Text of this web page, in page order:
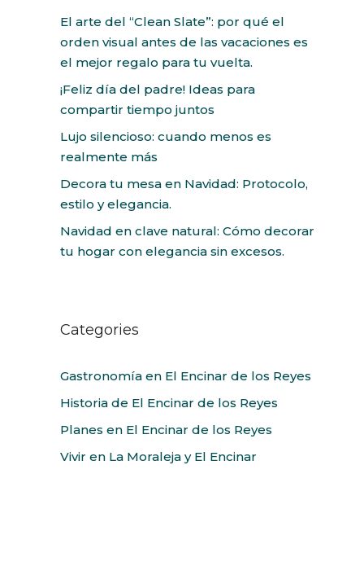
El arte del “Clean Slate”: por qué el
orden visual antes de las vacaciones es
el mejor regalo para tu vuelta.
¡Feliz día del padre! Ideas para
compartir tiempo juntos
Lujo silencioso: cuando menos es
realmente más
Decora tu mesa en Navidad: Protocolo,
estilo y elegancia.
Navidad en clave natural: Cómo decorar
tu hogar con elegancia sin excesos.
Categories
Gastronomía en El Encinar de los Reyes
Historia de El Encinar de los Reyes
Planes en El Encinar de los Reyes
Vivir en La Moraleja y El Encinar